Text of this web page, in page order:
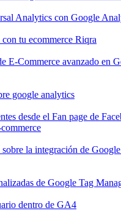
Analytics con Google
tu ecommerce Riqra
E-Commerce avanzado en
google analytics
desde el Fan page de
la integración de
de Google Tag
dentro de GA4